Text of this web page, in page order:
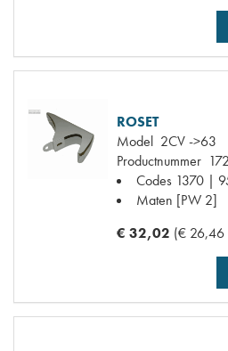
ROSET
Model 2CV ->63
Productnummer
Codes 1370 |
Maten [PW 2]
€ 32,02 (€ 26,46